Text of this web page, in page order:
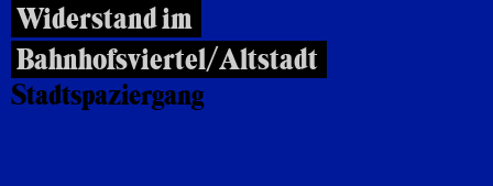
Widerstand im
Bahnhofsviertel/Altstadt
Stadtspaziergang